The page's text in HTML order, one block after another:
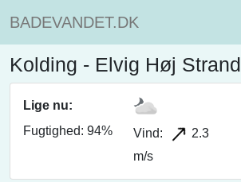
BADEVANDET.DK
Kolding - Elvig Høj Strand
Lige nu:
Fugtighed: 94%
Vind:
2.3
m/s